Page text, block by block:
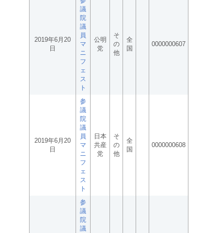
2019年6月20
日
議
院
議
員
マ
ニ
フ
ェ
ス
ト
公明
党
そ
の
他
全
国
0000000607
2019年6月20
日
参
議
院
議
員
マ
ニ
フ
ェ
ス
ト
日本
共産
党
そ
の
他
全
国
0000000608
参
議
院
議